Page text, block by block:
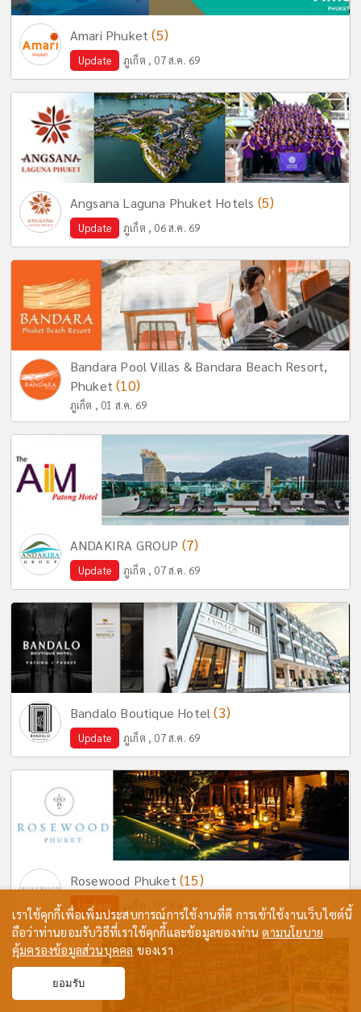
Amari Phuket(5)
Update ภูเก็ต , 07 ส.ค. 69
Angsana Laguna Phuket Hotels (5)
Update ภูเก็ต , 06 ส.ค. 69
Bandara Pool Villas & Bandara Beach Resort,
Phuket(10)
ภูเก็ต , 01 ส.ค. 69
ANDAKIRA GROUP (7)
Update ภูเก็ต , 07 ส.ค. 69
Bandalo Boutique Hotel(3)
Update ภูเก็ต , 07 ส.ค. 69
Rosewood Phuket (15)
Update ภูเก็ต , 09 ส.ค. 69
เราใช้คุกกี้เพื่อเพิ่มประสบการณ์การใช้งานที่ดี การเข้าใช้งานเว็บไซต์นี้
ถือว่าท่านยอมรับวิธีที่เราใช้คุกกี้และข้อมูลของท่านตามนโยบาย
คุ้มครองข้อมูลส่วนบุคคล ของเรา
ยอมรับ